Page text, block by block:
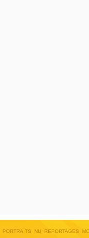
PORTRAITS NU REPORTAGES